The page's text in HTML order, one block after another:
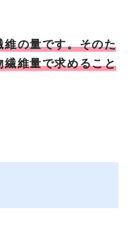
の量です。そのた
維量で求めること